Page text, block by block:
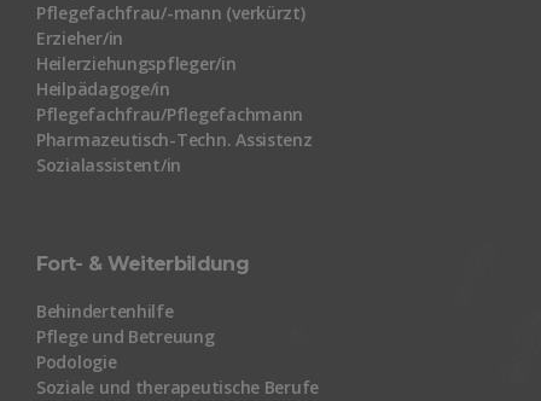
Pflegefachfrau/-mann (verkürzt)
Erzieher/in
Heilerziehungspfleger/in
Heilpädagoge/in
Pflegefachfrau/Pflegefachmann
Pharmazeutisch-Techn. Assistenz
Sozialassistent/in
Fort- & Weiterbildung
Behindertenhilfe
Pflege und Betreuung
Podologie
Soziale und therapeutische Berufe